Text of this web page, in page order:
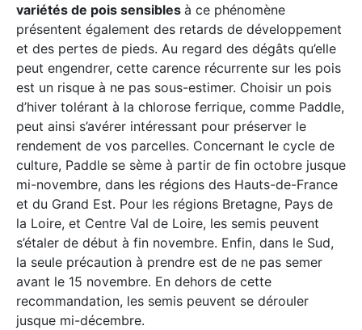
variétés de pois sensibles à ce phénomène
présentent également des retards de développement
et des pertes de pieds. Au regard des dégâts qu’elle
peut engendrer, cette carence récurrente sur les pois
est un risque à ne pas sous-estimer. Choisir un pois
d’hiver tolérant à la chlorose ferrique, comme Paddle,
peut ainsi s’avérer intéressant pour préserver le
rendement de vos parcelles. Concernant le cycle de
culture, Paddle se sème à partir de fin octobre jusque
mi-novembre, dans les régions des Hauts-de-France
et du Grand Est. Pour les régions Bretagne, Pays de
la Loire, et Centre Val de Loire, les semis peuvent
s’étaler de début à fin novembre. Enfin, dans le Sud,
la seule précaution à prendre est de ne pas semer
avant le 15 novembre. En dehors de cette
recommandation, les semis peuvent se dérouler
jusque mi-décembre.